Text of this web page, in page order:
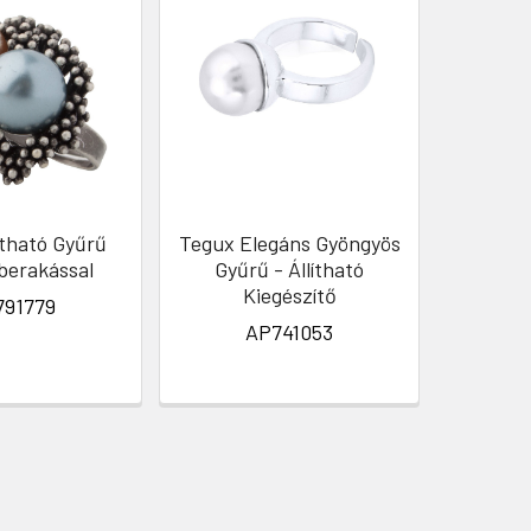
Gyűrű
Tegux Elegáns Gyöngyös
Gyűrű - Állítható
Kiegészítő
AP741053